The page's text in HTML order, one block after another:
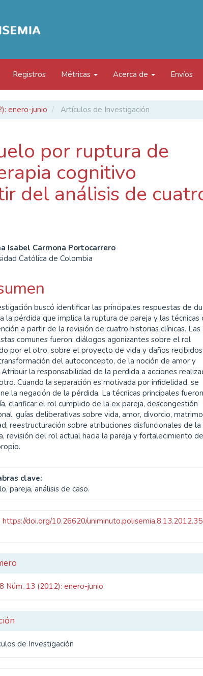
Registros Métricas Acerca de Envíos
enero-junio Artículos de Investigación
por ruptura de
cognitivo
del análisis de
Isabel Carmona Portocarrero
Católica de Colombia
buscó identificar las principales respuestas de
la pérdida que implica la ruptura de pareja y las técnicas
a partir de la revisión de cuatro historias clínicas. Las
comunes fueron: diálogos agonizantes sobre el rol
por el otro, sobre el proyecto de vida y daños recibidos;
del autoconcepto, de la noción de amor y
Atribuir la responsabilidad de la perdida a acciones
Cuando la separación es motivada por infidelidad, se
la negación de la pérdida. La técnicas principales
clarificar el rol cumplido de la ex pareja, descongestión
guías deliberativas sobre vida, amor, divorcio,
reestructuración sobre atribuciones disfuncionales de la
revisión del rol actual hacia la pareja y fortalecimiento
clave:
pareja, análisis de caso.
https://doi.org/10.26620/
Núm. 13 (2012): enero-junio
de Investigación